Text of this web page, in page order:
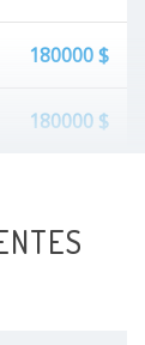
180000 $
180000 $